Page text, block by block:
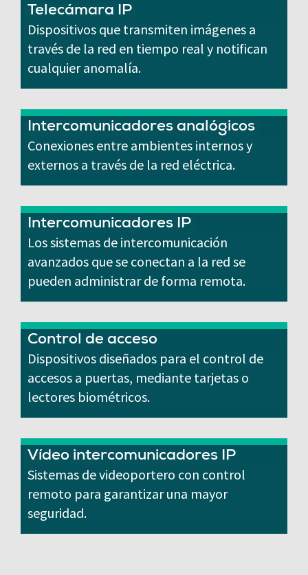
Telecámara IP
Dispositivos que transmiten imágenes a
través de la red en tiempo real y notifican
cualquier anomalía.
Intercomunicadores analógicos
Conexiones entre ambientes internos y
externos a través de la red eléctrica.
Intercomunicadores IP
Los sistemas de intercomunicación
avanzados que se conectan a la red se
pueden administrar de forma remota.
Control de acceso
Dispositivos diseñados para el control de
accesos a puertas, mediante tarjetas o
lectores biométricos.
Vídeo intercomunicadores IP
Sistemas de videoportero con control
remoto para garantizar una mayor
seguridad.